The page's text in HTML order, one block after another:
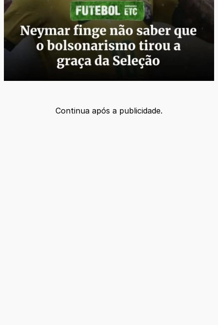
Continua após a publicidade.